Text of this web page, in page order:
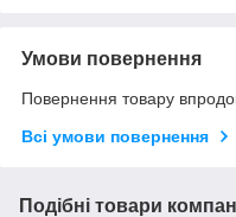
Умови повернення
Повернення товару
Всі умови повернення
Подібні товари